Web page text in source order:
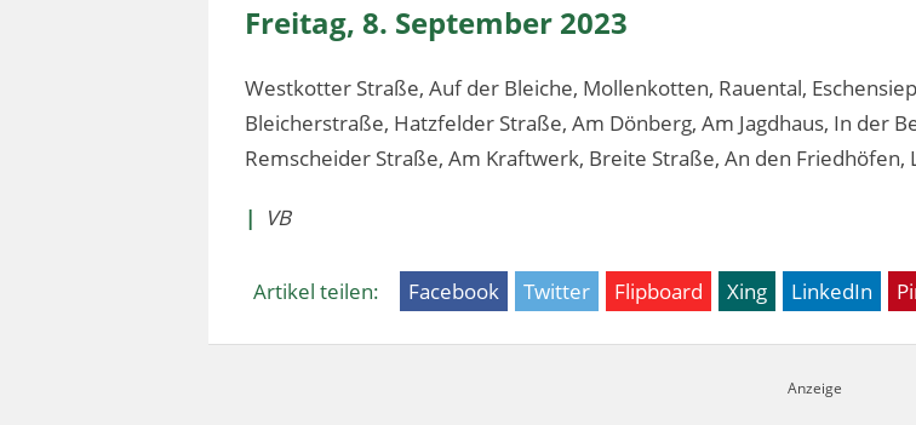
Freitag, 8. September 2023
Westkotter Straße, Auf der Bleiche, Mollenkotten, Rauental,
Bleicherstraße, Hatzfelder Straße, Am Dönberg, Am Jagdhaus, In der
Remscheider Straße, Am Kraftwerk, Breite Straße, An den Friedhöfen,
| VB
Artikel teilen: Facebook Twitter Flipboard Xing LinkedIn